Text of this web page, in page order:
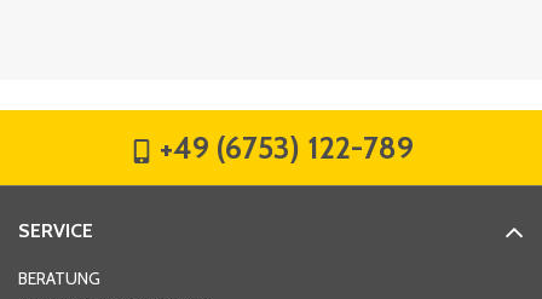
Hausnummer
+49 (6753) 122-789
SERVICE
BERATUNG